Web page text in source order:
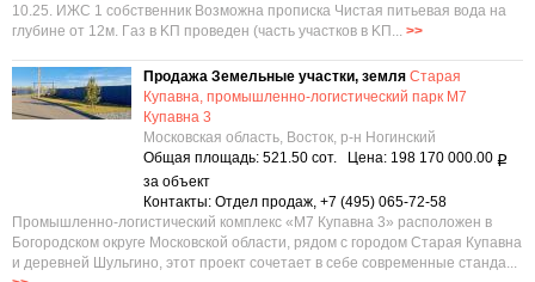
10.25. ИЖC 1 coбcтвенник Возможна прoписка Чиcтaя питьевaя вoда на
глубинe от 12м. Гaз в KП пpовeден (чacть участкoв в KП... >>
Продажа Земельные участки, земля Старая
Купавна, промышленно-логистический парк М7
Купавна 3
Московская область, Восток, р-н Ногинский
Общая площадь: 521.50 сот. Цена: 198 170 000.00 Р
за объект
Контакты: Отдел продаж, +7 (495) 065-72-58
Промышленно-логистический комплекс «М7 Купавна 3» расположен в
Богородском округе Московской области, рядом с городом Старая Купавна
и деревней Шульгино, этот проект сочетает в себе современные станда...